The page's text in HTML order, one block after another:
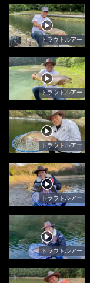
トラウトルアー
トラウトルアー
トラウトルアー
トラウトルアー
トラウトルアー